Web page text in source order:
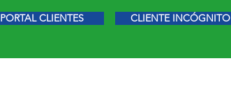
PORTAL CLIENTES CLIENTE INCÓGNITO